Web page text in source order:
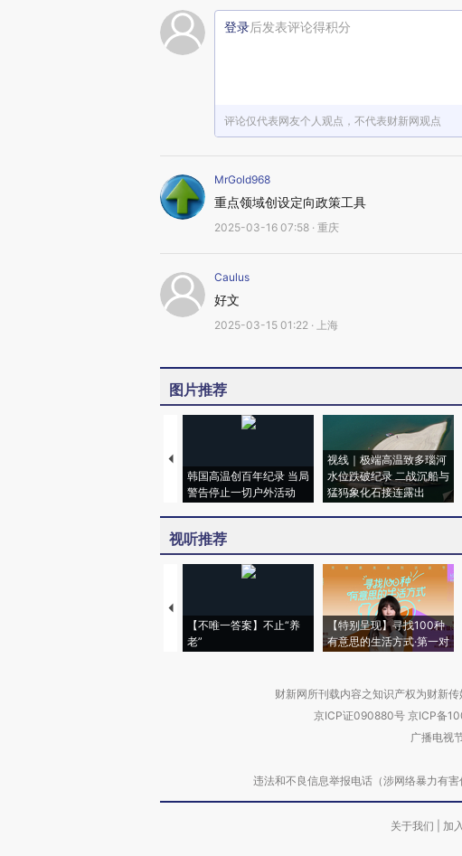
登录后发表评论得积分
评论仅代表网友个人观点，不代表财新网观点
MrGold968
重点领域创设定向政策工具
2025-03-16 07:58 · 重庆
Caulus
好文
2025-03-15 01:22 · 上海
图片推荐
韩国高温创百年纪录 当局
警告停止一切户外活动
视线｜极端高温致多瑙河
水位跌破纪录 二战沉船与
猛犸象化石接连露出
视听推荐
【不唯一答案】不止“养
老”
【特别呈现】寻找100种
有意思的生活方式·第一对
财新网所刊载内容之知识产权为财新
京ICP证090880号 京ICP备
广播电视
违法和不良信息举报电话（涉网络暴力
关于我们 加